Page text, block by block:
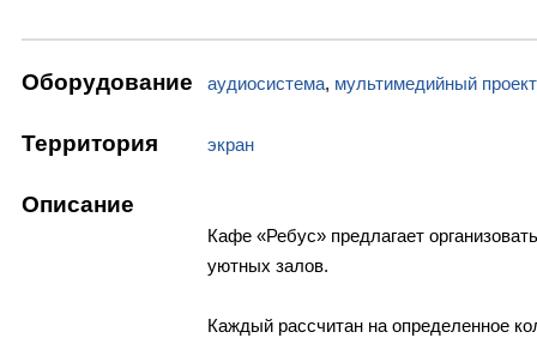
Оборудование аудиосистема, мультимедийный
Территория экран
Описание
Кафе «Ребус» предлагает
уютных залов.
Каждый рассчитан на определенное